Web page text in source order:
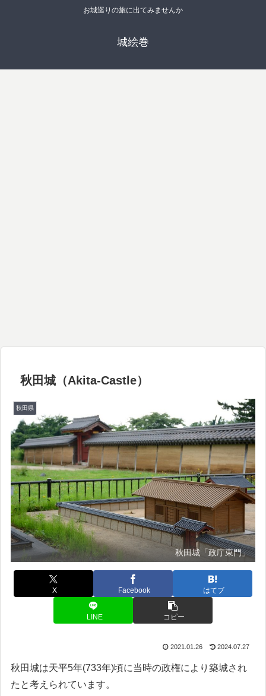
お城巡りの旅に出てみませんか
城絵巻
秋田城（Akita-Castle）
秋田県
秋田城「政庁東門」
X Facebook はてブ
LINE コピー
2021.01.26 2024.07.27
秋田城は天平5年(733年)頃に当時の政権により築城され
たと考えられています。